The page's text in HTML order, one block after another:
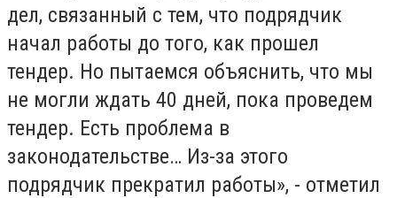
дел, связанный с тем, что подрядчик
начал работы до того, как прошел
тендер. Но пытаемся объяснить, что мы
не могли ждать 40 дней, пока проведем
тендер. Есть проблема в
законодательстве… Из-за этого
подрядчик прекратил работы», - отметил